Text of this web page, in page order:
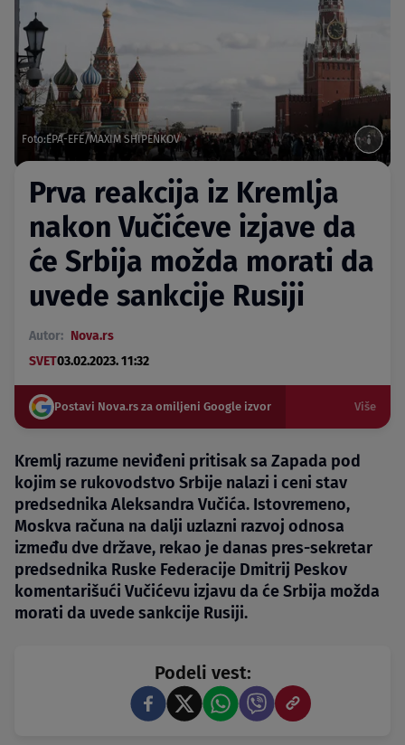
Foto:EPA-EFE/MAXIM SHIPENKOV
Prva reakcija iz Kremlja
nakon Vučićeve izjave da
će Srbija možda morati da
uvede sankcije Rusiji
Autor: Nova.rs
SVET03.02.2023. 11:32
Postavi Nova.rs za omiljeni Google izvor Više
Kremlj razume neviđeni pritisak sa Zapada pod
kojim se rukovodstvo Srbije nalazi i ceni stav
predsednika Aleksandra Vučića. Istovremeno,
Moskva računa na dalji uzlazni razvoj odnosa
između dve države, rekao je danas pres-sekretar
predsednika Ruske Federacije Dmitrij Peskov
komentarišući Vučićevu izjavu da će Srbija možda
morati da uvede sankcije Rusiji.
Podeli vest: